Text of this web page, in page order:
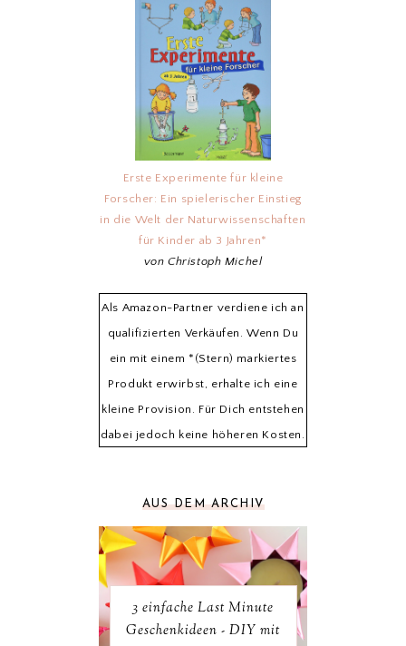
Erste Experimente für kleine
Forscher: Ein spielerischer Einstieg
in die Welt der Naturwissenschaften
für Kinder ab 3 Jahren*
von Christoph Michel
Als Amazon-Partner verdiene ich an
qualifizierten Verkäufen. Wenn Du
ein mit einem *(Stern) markiertes
Produkt erwirbst, erhalte ich eine
kleine Provision. Für Dich entstehen
dabei jedoch keine höheren Kosten.
AUS DEM ARCHIV
3 einfache Last Minute
Geschenkideen - DIY mit